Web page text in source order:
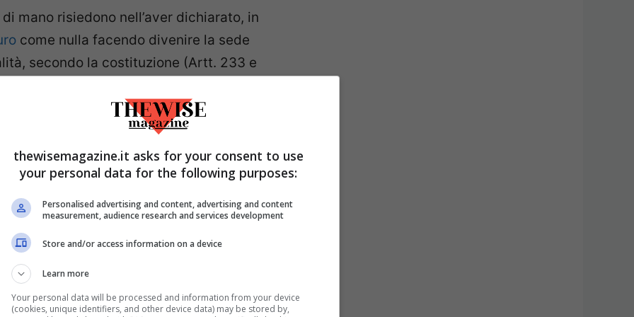
mano risiedono nell’aver dichiarato, in
come nulla facendo divenire la sede
secondo la costituzione (Artt. 233 e
un nuovo governo al presidente
dichiarato che Maduro è un
non sua e che ha ottenuto in maniera
rigettata dagli ambienti vicini a Maduro,
maggio assolutamente regolare e priva di
è stato oggetto di proteste: Guaidò ha
e di scioperare due ore nella giornata
a Caracas, a Maracaibo, negli stati
ha deciso di non mollare e ha risposto
thewisemagazine.it asks for your consent to use
your personal data for the following purposes:
Personalised advertising and content, advertising and content
measurement, audience research and services development
Store and/or access information on a device
Learn more
Your personal data will be processed and information from your device
(cookies, unique identifiers, and other device data) may be stored by,